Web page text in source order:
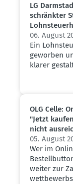
LG
schränkter
06. August
Ein
geworben
klarer
OLG Celle:
"Jetzt
nicht
05. August
Wer im
weiter zur